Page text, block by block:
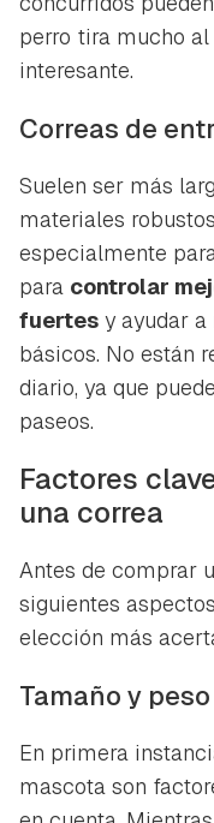
Guardar
Para poder
iniciar sesión con
INICIAR SESIÓN
perro tira mucho
interesante.
Correas de
Suelen ser más
materiales
especialmente
para controlar
fuertes y ayudar
básicos. No están
diario, ya que
paseos.
Factores
una correa
Antes de comprar
siguientes
elección más
Tamaño y
En primera
mascota son
Gracias por
ACEPTAR